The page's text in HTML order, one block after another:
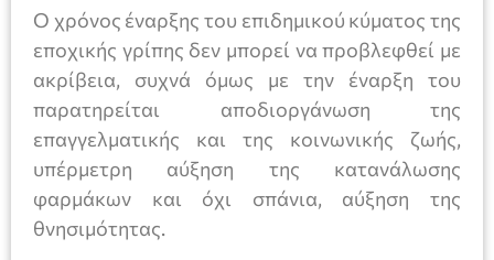
Ο χρόνος έναρξης του επιδημικού κύματος της
εποχικής γρίπης δεν μπορεί να προβλεφθεί με
ακρίβεια, συχνά όμως με την έναρξη του
παρατηρείται αποδιοργάνωση της
επαγγελματικής και της κοινωνικής ζωής,
υπέρμετρη αύξηση της κατανάλωσης
φαρμάκων και όχι σπάνια, αύξηση της
θνησιμότητας.